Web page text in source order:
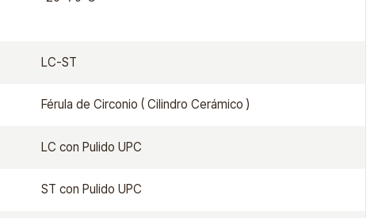
LC-ST
Férula de Circonio ( Cilindro Cerámico )
LC con Pulido UPC
ST con Pulido UPC